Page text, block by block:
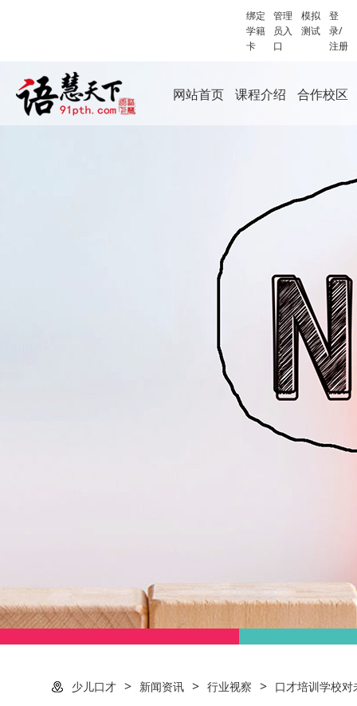
绑定
学籍
卡
管理
员入
口
模拟
测试
登
录/
注册
网站首页 课程介绍 合作校区
少儿口才 > 新闻资讯 > 行业视察 > 口才培训学校